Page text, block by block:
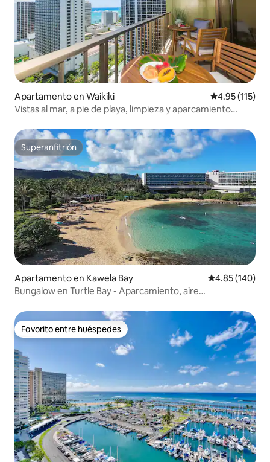
Apartamento en Waikiki Calificación
4.95 (115)
Vistas al mar, a pie de playa, limpieza y aparcamiento
Superanfitrión
Superanfitrión
Apartamento en Kawela Bay Calificación
4.85 (140)
Bungalow en Turtle Bay - Aparcamiento, aire
Favorito entre huéspedes
Favorito entre huéspedes